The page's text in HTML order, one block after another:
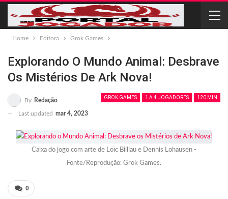
Home Editora Grok Games
Explorando O Mundo Animal: Desbrave
Os Mistérios De Ark Nova!
GROK GAMES 1 A 4 JOGADORES 120 MIN
By Redação
Last updated mar 4, 2023
Caixa do jogo com arte de Loïc Billiau e Dennis Lohausen -
Fonte/Reprodução: Grok Games.
0